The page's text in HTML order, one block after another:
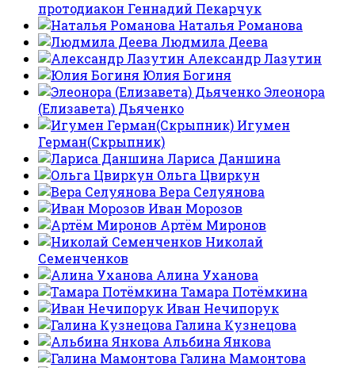
протодиакон Геннадий Пекарчук
Наталья Романова
Людмила Деева
Александр Лазутин
Юлия Богиня
Элеонора
(Елизавета) Дьяченко
Игумен
Герман(Скрыпник)
Лариса Даншина
Ольга Цвиркун
Вера Селуянова
Иван Морозов
Артём Миронов
Николай
Семенченков
Алина Уханова
Тамара Потёмкина
Иван Нечипорук
Галина Кузнецова
Альбина Янкова
Галина Мамонтова